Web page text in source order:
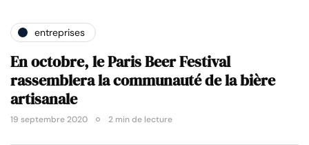
entreprises
En octobre, le Paris Beer Festival
rassemblera la communauté de la bière
artisanale
19 septembre 2020 2 min de lecture